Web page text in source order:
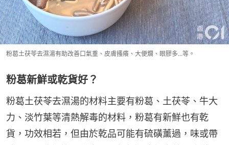
粉葛土茯苓去濕湯有助改善口氣重、皮膚搔癢、大便爛、眼膠多...等。
粉葛新鮮或乾貨好？
粉葛土茯苓去濕湯的材料主要有粉葛、土茯苓、牛大
力、淡竹葉等清熱解毒的材料，粉葛有新鮮也有乾
貨，功效相若，但由於乾品可能有硫磺薰過，味或帶